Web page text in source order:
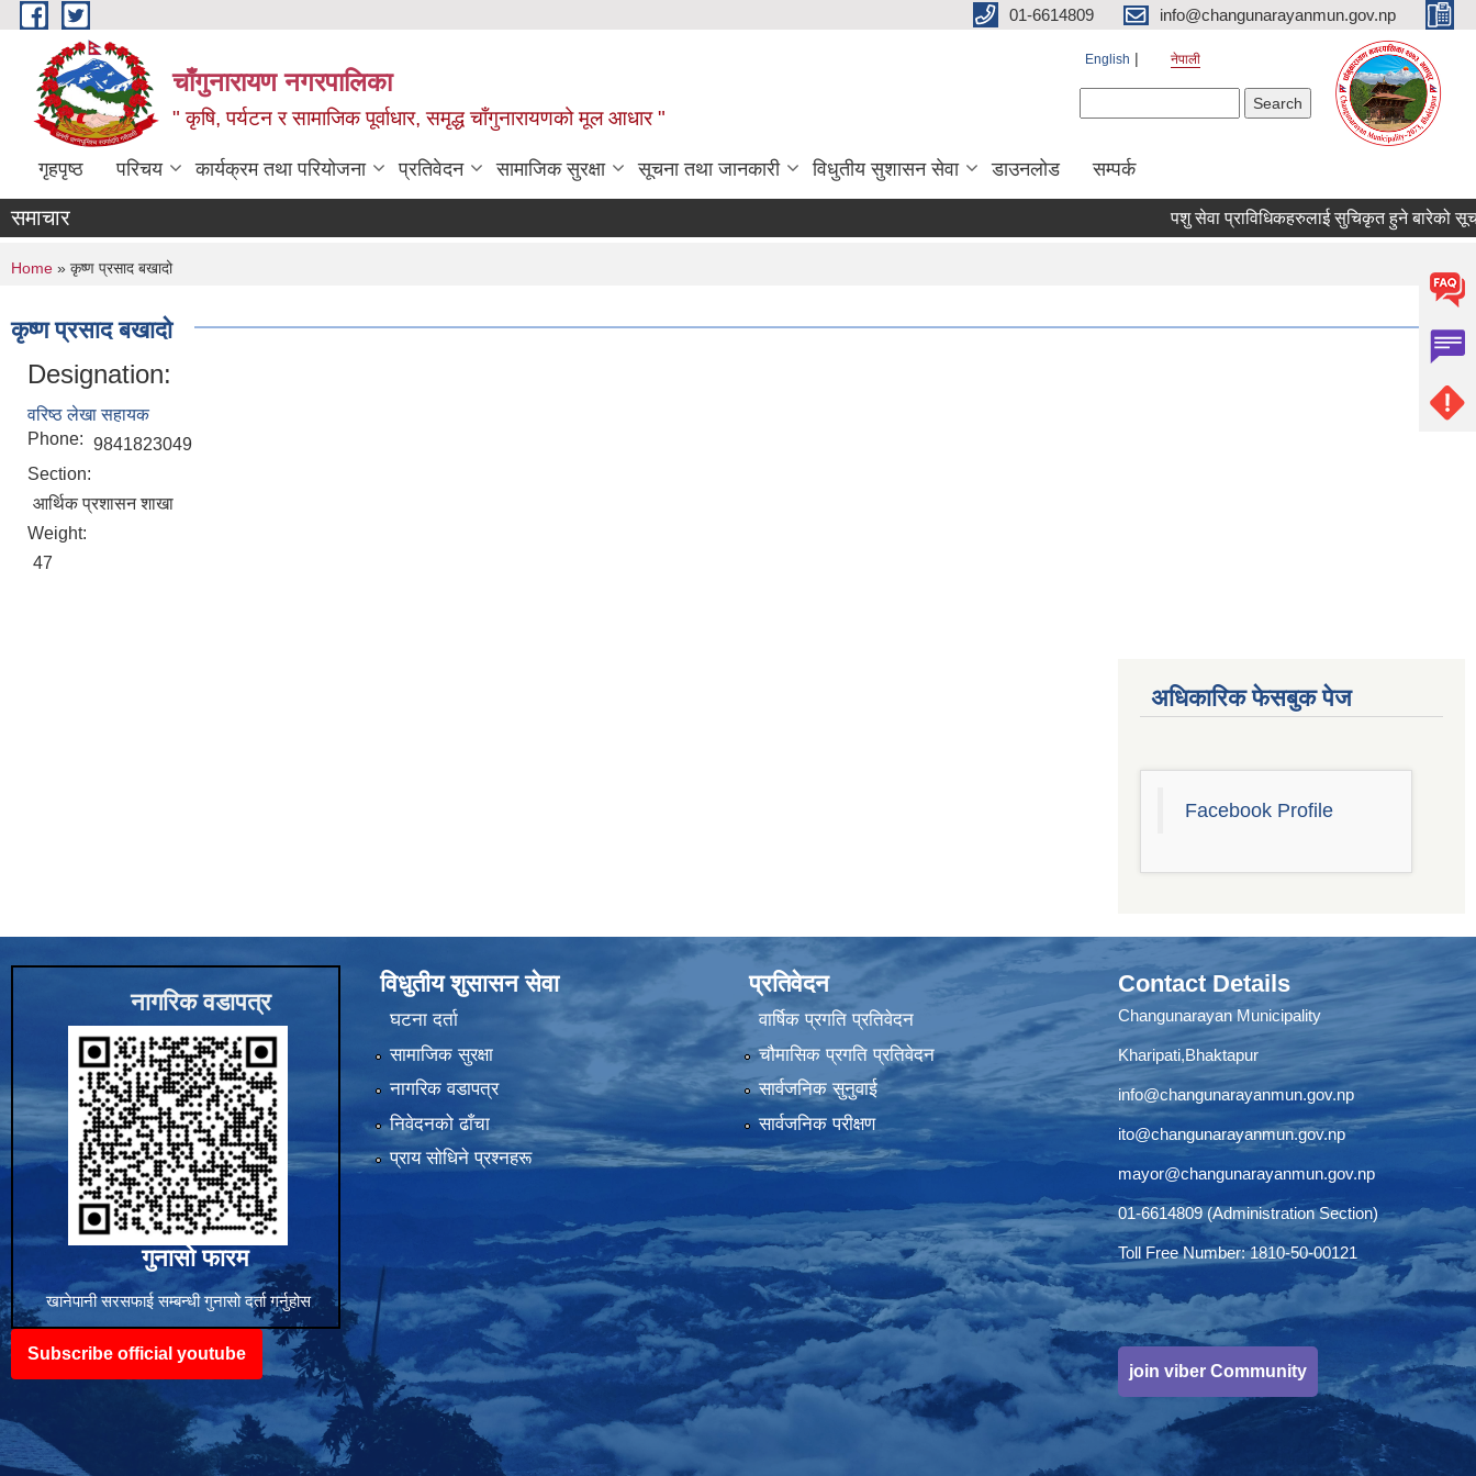
Skip to main content 01-6614809 info@changunarayanmun.gov.np
चाँगुनारायण नगरपालिका
" कृषि, पर्यटन र सामाजिक पूर्वाधार, समृद्ध चाँगुनारायणको मूल आधार "
English नेपाली
गृहपृष्ठ परिचय कार्यक्रम तथा परियोजना प्रतिवेदन सामाजिक सुरक्षा सूचना तथा जानकारी विधुतीय सुशासन सेवा डाउनलोड सम्पर्क
समाचार पशु सेवा प्राविधिकहरुलाई सुचिकृत हुने बारेको सूचना
You are here
Home » कृष्ण प्रसाद बखादो
कृष्ण प्रसाद बखादो
Designation:
वरिष्ठ लेखा सहायक
Phone: 9841823049
Section:
आर्थिक प्रशासन शाखा
Weight:
47
अधिकारिक फेसबुक पेज
Facebook Profile
नागरिक वडापत्र
गुनासो फारम
खानेपानी सरसफाई सम्बन्धी गुनासो दर्ता गर्नुहोस
Subscribe official youtube
विधुतीय शुसासन सेवा
घटना दर्ता
सामाजिक सुरक्षा
नागरिक वडापत्र
निवेदनको ढाँचा
प्राय साेधिने प्रश्नहरू
प्रतिवेदन
वार्षिक प्रगति प्रतिवेदन
चौमासिक प्रगति प्रतिवेदन
सार्वजनिक सुनुवाई
सार्वजनिक परीक्षण
Contact Details
Changunarayan Municipality
Kharipati,Bhaktapur
info@changunarayanmun.gov.np
ito@changunarayanmun.gov.np
mayor@changunarayanmun.gov.np
01-6614809 (Administration Section)
Toll Free Number: 1810-50-00121
join viber Community